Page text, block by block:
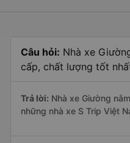
Câu hỏi: Nhà xe
cấp, chất lượng tốt
Trả lời: Nhà xe Giường
những nhà xe S Trip Việt